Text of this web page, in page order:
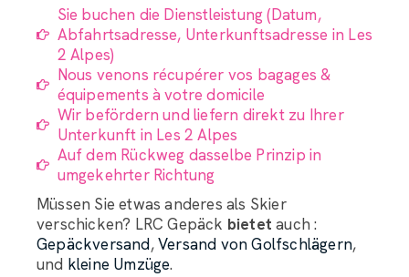
Sie buchen die Dienstleistung (Datum,
Abfahrtsadresse, Unterkunftsadresse in Les
2 Alpes)
Nous venons récupérer vos bagages &
équipements à votre domicile
Wir befördern und liefern direkt zu Ihrer
Unterkunft in Les 2 Alpes
Auf dem Rückweg dasselbe Prinzip in
umgekehrter Richtung
Müssen Sie etwas anderes als Skier
verschicken? LRC Gepäck bietet auch :
Gepäckversand,Versand von Golfschlägern,
und kleine Umzüge.